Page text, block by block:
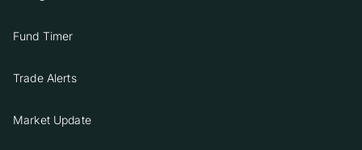
Fund Timer
Trade Alerts
Market Update